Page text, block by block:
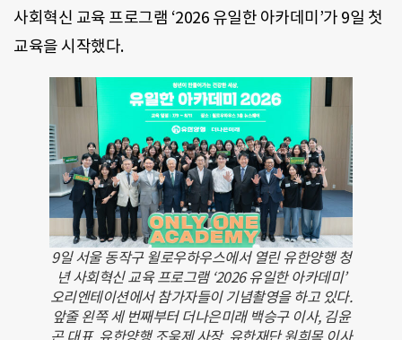
사회혁신 교육 프로그램 ‘2026 유일한 아카데미’가 9일 첫
교육을 시작했다.
9일 서울 동작구 윌로우하우스에서 열린 유한양행 청
년 사회혁신 교육 프로그램 ‘2026 유일한 아카데미’
오리엔테이션에서 참가자들이 기념촬영을 하고 있다.
앞줄 왼쪽 세 번째부터 더나은미래 백승구 이사, 김윤
곤 대표, 유한양행 조욱제 사장, 유한재단 원희목 이사